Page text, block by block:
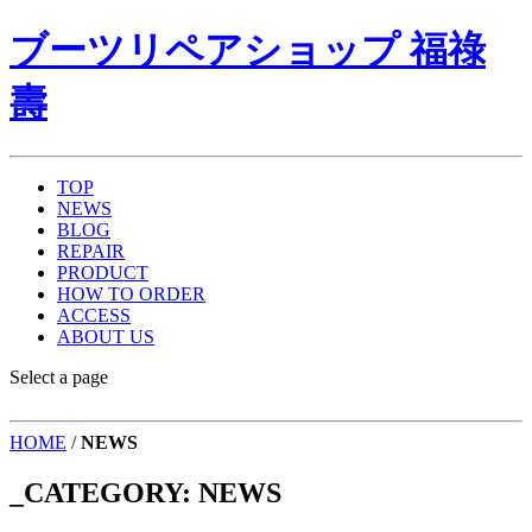
ブーツリペアショップ 福祿
壽
TOP
NEWS
BLOG
REPAIR
PRODUCT
HOW TO ORDER
ACCESS
ABOUT US
Select a page
HOME /NEWS
_CATEGORY: NEWS